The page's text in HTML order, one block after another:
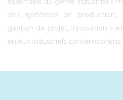
des systèmes de production,
gestion de projet, innovation »
enjeux industriels contemporains.